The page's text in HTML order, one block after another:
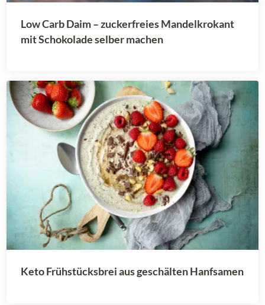
Low Carb Daim – zuckerfreies Mandelkrokant
mit Schokolade selber machen
Keto Frühstücksbrei aus geschälten Hanfsamen